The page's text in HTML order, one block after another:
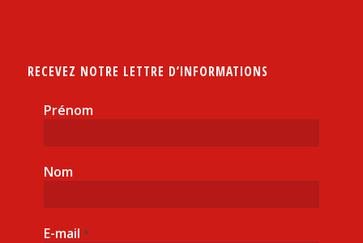
RECEVEZ NOTRE LETTRE D’INFORMATIONS
Prénom
Nom
E-mail *